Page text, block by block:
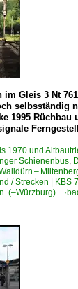
im Gleis 3 Nt
selbsständig
1995 Rüchbau
1970 und
Schienenbus
–
/ Strecken | KBS
(–Würzburg)